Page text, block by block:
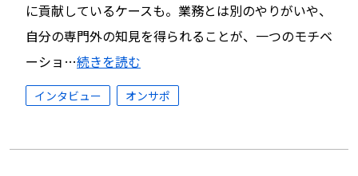
に貢献しているケースも。業務とは別のやりがいや、
自分の専門外の知見を得られることが、一つのモチベ
ーショ…続きを読む
インタビュー オンサポ